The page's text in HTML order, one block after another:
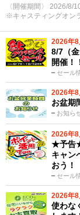
〈開催期間〉 2026/8/
※キャスティングオン
2026年8
セール
8/7（
開催！
2026年8
お知ら
お盆期
2026年8
セール
★予告
キャン
おう！
2026年8
使わな